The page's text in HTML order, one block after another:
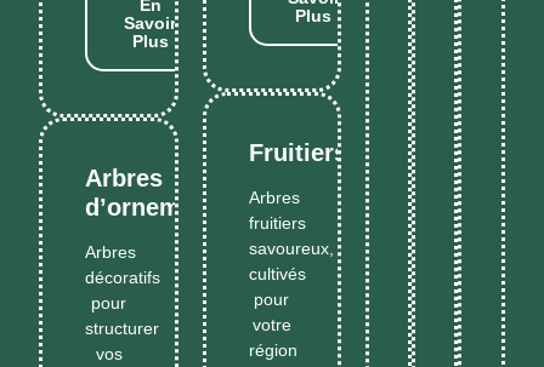
En
Savoir
Plus
Arbres
d’ornement
Arbres
décoratifs
pour
structurer
vos
Plus
Fruitiers
Arbres
fruitiers
savoureux,
cultivés
pour
votre
région